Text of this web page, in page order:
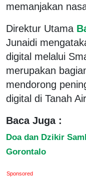
memanjakan
Direktur Utama
Junaidi
digital melalui
merupakan
mendorong
digital di Tanah
Baca Juga :
Doa dan Dzikir
Gorontalo
Sponsored